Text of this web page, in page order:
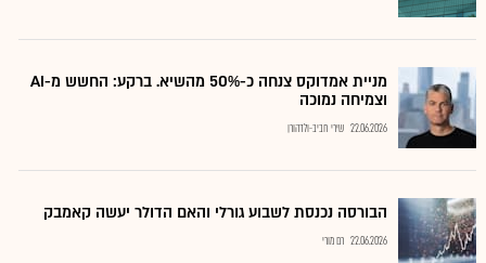
מניית אמדוקס צנחה כ-50% מהשיא. ברקע: החשש מ-AI
וצמיחה נמוכה
22.06.2026 שירי חביב-ולדהורן
הבורסה נכנסת לשבוע גורלי והאם הדולר יעשה קאמבק
22.06.2026 רם מורי